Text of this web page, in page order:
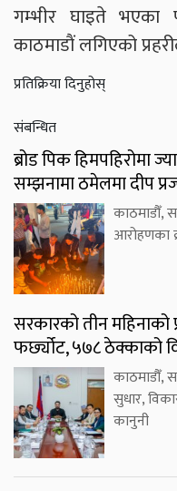
गम्भीर घाइते भएका
काठमाडाैं लगिएको
प्रतिक्रिया दिनुहोस्
संबन्धित
ब्रोड पिक हिमपहिरोमा
सम्झनामा ठमेलमा दीप
काठमाडौँ,
आरोहणका
सरकारको तीन महिनाको
फर्छ्योट, ५७८ ठेक्काको
काठमाडौँ,
सुधार,
कानुनी